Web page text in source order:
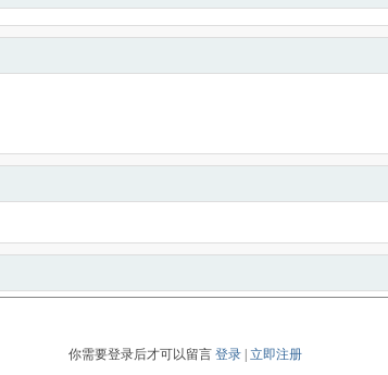
你需要登录后才可以留言 登录| 立即注册